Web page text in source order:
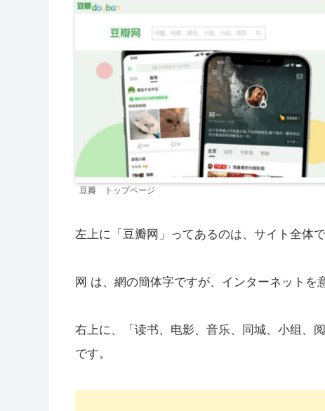
豆瓣 トップページ
左上に「豆瓣网」ってあるのは、サイト全体
网 は、網の簡体字ですが、インターネットを
右上に、「读书、电影、音乐、同城、小组、
です。